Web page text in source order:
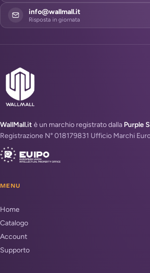
info@wallmall.it
Risposta in giornata
WallMall.it è un marchio registrato dalla Purple
Registrazione N° 018179831 Ufficio Marchi
MENU
Home
Catalogo
Account
Supporto